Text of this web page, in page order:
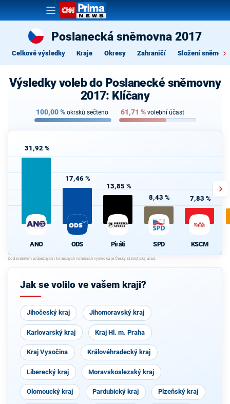
Poslanecká sněmovna 2017
Celkové výsledky Kraje Okresy Zahraničí Složení
Výsledky voleb do Poslanecké sněmovny
2017: Klíčany
100,00% okrsků sečteno 61,71 % volební účast
31,92 %
ANO
17,46 %
ODS
13,85 %
Piráti
8,43 %
SPD
7,83 %
KSČM
Jak se volilo ve vašem kraji?
Jihočeský kraj Jihomoravský kraj
Karlovarský kraj Kraj Hl. m. Praha
Kraj Vysočina Královéhradecký kraj
Liberecký kraj Moravskoslezský kraj
Olomoucký kraj Pardubický kraj Plzeňský kraj